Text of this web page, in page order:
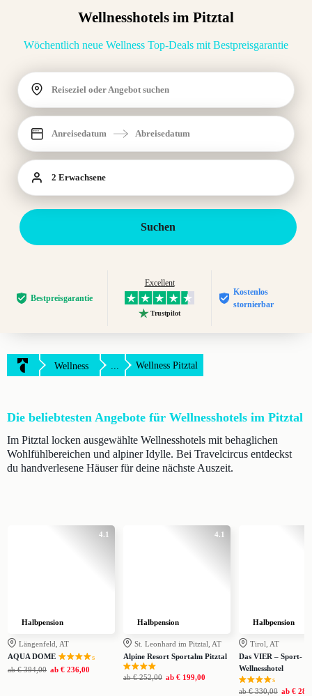
Wellnesshotels im Pitztal
Wöchentlich neue Wellness Top-Deals mit Bestpreisgarantie
Reiseziel oder Angebot suchen
Anreisedatum Abreisedatum
2 Erwachsene
Suchen
Bestpreis­garantie
Excellent
Trustpilot
Kostenlos
stornierbar
Wellness ... Wellness Pitztal
Die beliebtesten Angebote für Wellnesshotels im Pitztal
Im Pitztal locken ausgewählte Wellnesshotels mit behaglichen
Wohlfühlbereichen und alpiner Idylle. Bei Travelcircus entdeckst
du handverlesene Häuser für deine nächste Auszeit.
4.1
Halbpension
Längenfeld, AT
AQUA DOME
s
ab € 394,00 ab € 236,00
4.1
Halbpension
St. Leonhard im Pitztal, AT
Alpine Resort Sportalm Pitztal
ab € 252,00 ab € 199,00
Halbpension
Tirol, AT
Das VIER – Sport-
Wellnesshotel
s
ab € 330,00 ab €